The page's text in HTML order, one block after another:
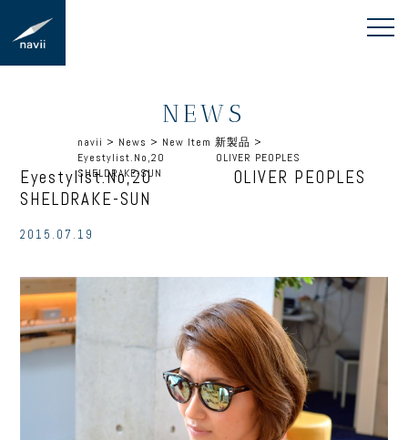
navii > News > New Item 新製品 >
Eyestylist.No,20 OLIVER PEOPLES
SHELDRAKE-SUN
NEWS
Eyestylist.No,20 OLIVER PEOPLES
SHELDRAKE-SUN
2015.07.19